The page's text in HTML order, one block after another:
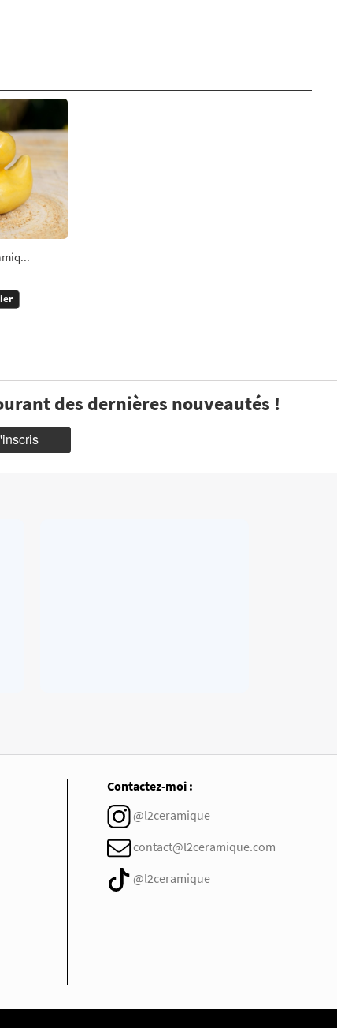
des dernières nouveautés !
Contactez-moi :
@l2ceramique
contact@l2ceramique.com
@l2ceramique